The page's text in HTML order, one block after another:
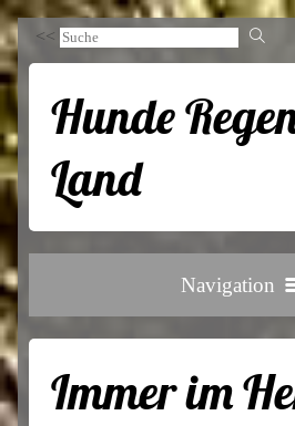
<<
Hunde
Land
Navigation
Infos
Immer im